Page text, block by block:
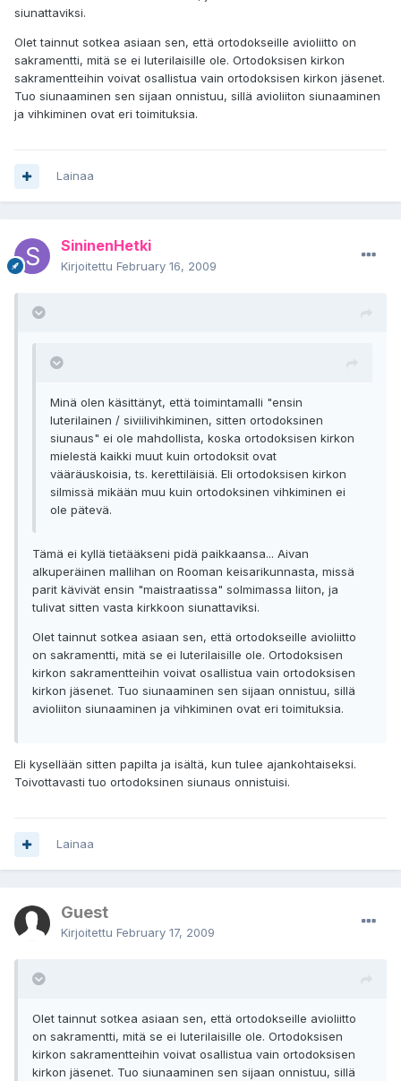
siunattaviksi.
Olet tainnut sotkea asiaan sen, että ortodokseille avioliitto on
sakramentti, mitä se ei luterilaisille ole. Ortodoksisen kirkon
sakramentteihin voivat osallistua vain ortodoksisen kirkon jäsenet.
Tuo siunaaminen sen sijaan onnistuu, sillä avioliiton siunaaminen
ja vihkiminen ovat eri toimituksia.
Lainaa
SininenHetki
Kirjoitettu February 16, 2009
Minä olen käsittänyt, että toimintamalli "ensin
luterilainen / siviilivihkiminen, sitten ortodoksinen
siunaus" ei ole mahdollista, koska ortodoksisen kirkon
mielestä kaikki muut kuin ortodoksit ovat
vääräuskoisia, ts. kerettiläisiä. Eli ortodoksisen kirkon
silmissä mikään muu kuin ortodoksinen vihkiminen ei
ole pätevä.
Tämä ei kyllä tietääkseni pidä paikkaansa... Aivan
alkuperäinen mallihan on Rooman keisarikunnasta, missä
parit kävivät ensin "maistraatissa" solmimassa liiton, ja
tulivat sitten vasta kirkkoon siunattaviksi.
Olet tainnut sotkea asiaan sen, että ortodokseille avioliitto
on sakramentti, mitä se ei luterilaisille ole. Ortodoksisen
kirkon sakramentteihin voivat osallistua vain ortodoksisen
kirkon jäsenet. Tuo siunaaminen sen sijaan onnistuu, sillä
avioliiton siunaaminen ja vihkiminen ovat eri toimituksia.
Eli kysellään sitten papilta ja isältä, kun tulee ajankohtaiseksi.
Toivottavasti tuo ortodoksinen siunaus onnistuisi.
Lainaa
Guest
Kirjoitettu February 17, 2009
Olet tainnut sotkea asiaan sen, että ortodokseille avioliitto
on sakramentti, mitä se ei luterilaisille ole. Ortodoksisen
kirkon sakramentteihin voivat osallistua vain ortodoksisen
kirkon jäsenet. Tuo siunaaminen sen sijaan onnistuu, sillä